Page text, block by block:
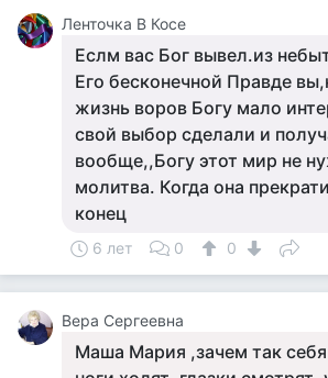
Ленточка В Косе
Еслм вас Бог вывел.из
Его бесконечной Правде
жизнь воров Богу мало
свой выбор сделали и
вообще,,Богу этот мир не
молитва. Когда она
конец
6 лет 0 0
Вера Сергеевна
Маша Мария ,зачем так